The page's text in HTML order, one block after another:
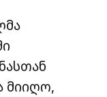
მიიღო,